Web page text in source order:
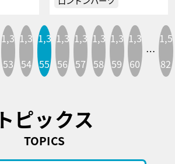
1,3
53
1,3
54
1,3
55
1,3
56
1,3
57
1,3
58
1,3
59
1,3
60
…
1,5
82
トピックス
TOPICS